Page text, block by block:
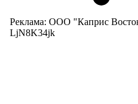
Реклама: ООО "Каприс
LjN8K34jk